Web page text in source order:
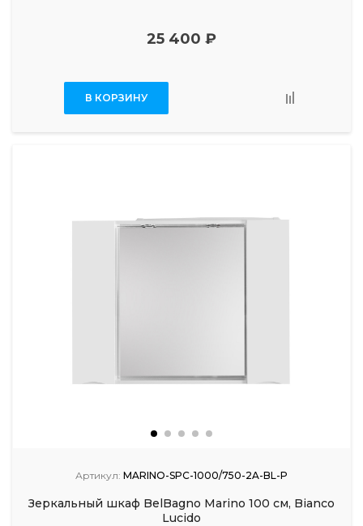
25 400 ₽
В КОРЗИНУ
Артикул: MARINO-SPC-1000/750-2A-BL-P
Зеркальный шкаф BelBagno Marino 100 см, Bianco
Lucido